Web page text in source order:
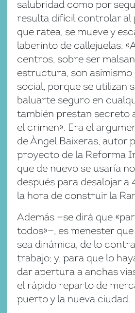
salubridad como por
resulta difícil controlar al
que ratea, se mueve y
laberinto de callejuelas:
centros, sobre ser
estructura, son
social, porque se utilizan
baluarte seguro en
también prestan secreto
el crimen». Era el
de Àngel Baixeras, autor
proyecto de la Reforma
que de nuevo se usaría
después para desalojar a
la hora de construir la
Además —se dirá que
todos»—, es menester
sea dinámica, de lo
trabajo; y, para que lo
dar apertura a anchas
el rápido reparto de
puerto y la nueva ciudad.